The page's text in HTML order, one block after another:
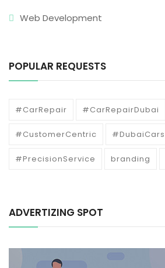
Web Development
POPULAR REQUESTS
#CarRepair #CarRepairDubai
#CustomerCentric #DubaiCars
#PrecisionService branding
ADVERTIZING SPOT